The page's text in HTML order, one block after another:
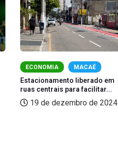
ECONOMIA MACAÉ
Estacionamento liberado em
ruas centrais para facilitar...
19 de dezembro de 2024